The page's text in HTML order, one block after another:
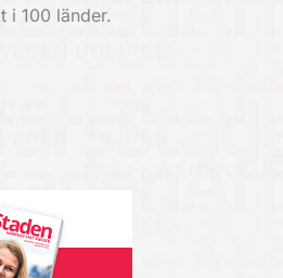
i 100 länder.